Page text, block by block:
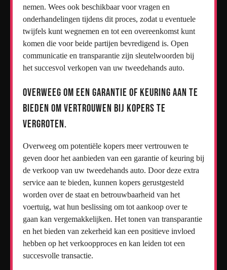
nemen. Wees ook beschikbaar voor vragen en
onderhandelingen tijdens dit proces, zodat u eventuele
twijfels kunt wegnemen en tot een overeenkomst kunt
komen die voor beide partijen bevredigend is. Open
communicatie en transparantie zijn sleutelwoorden bij
het succesvol verkopen van uw tweedehands auto.
Overweeg om een garantie of keuring aan te
bieden om vertrouwen bij kopers te
vergroten.
Overweeg om potentiële kopers meer vertrouwen te
geven door het aanbieden van een garantie of keuring bij
de verkoop van uw tweedehands auto. Door deze extra
service aan te bieden, kunnen kopers gerustgesteld
worden over de staat en betrouwbaarheid van het
voertuig, wat hun beslissing om tot aankoop over te
gaan kan vergemakkelijken. Het tonen van transparantie
en het bieden van zekerheid kan een positieve invloed
hebben op het verkoopproces en kan leiden tot een
succesvolle transactie.